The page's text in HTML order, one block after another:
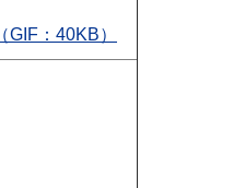
（GIF：40KB）